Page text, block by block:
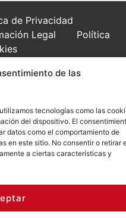
de las
tecnologías como las
del dispositivo. El
datos como el comportamiento de
en este sitio. No consentir o retirar
a ciertas características y
de Privacidad
Legal
Política